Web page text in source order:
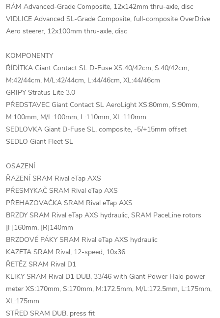
RÁM Advanced-Grade Composite, 12x142mm thru-axle, disc
VIDLICE Advanced SL-Grade Composite, full-composite OverDrive
Aero steerer, 12x100mm thru-axle, disc
KOMPONENTY
ŘÍDÍTKA Giant Contact SL D-Fuse XS:40/42cm, S:40/42cm,
M:42/44cm, M/L:42/44cm, L:44/46cm, XL:44/46cm
GRIPY Stratus Lite 3.0
PŘEDSTAVEC Giant Contact SL AeroLight XS:80mm, S:90mm,
M:100mm, M/L:100mm, L:110mm, XL:110mm
SEDLOVKA Giant D-Fuse SL, composite, -5/+15mm offset
SEDLO Giant Fleet SL
OSAZENÍ
ŘAZENÍ SRAM Rival eTap AXS
PŘESMYKAČ SRAM Rival eTap AXS
PŘEHAZOVAČKA SRAM Rival eTap AXS
BRZDY SRAM Rival eTap AXS hydraulic, SRAM PaceLine rotors
[F]160mm, [R]140mm
BRZDOVÉ PÁKY SRAM Rival eTap AXS hydraulic
KAZETA SRAM Rival, 12-speed, 10x36
ŘETĚZ SRAM Rival D1
KLIKY SRAM Rival D1 DUB, 33/46 with Giant Power Halo power
meter XS:170mm, S:170mm, M:172.5mm, M/L:172.5mm, L:175mm,
XL:175mm
STŘED SRAM DUB, press fit